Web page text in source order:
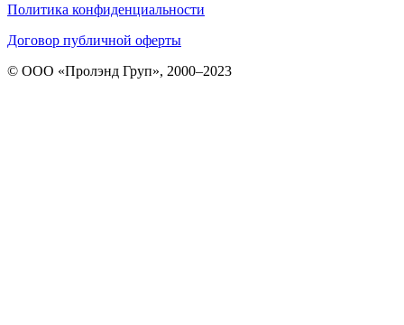
Политика конфиденциальности
Договор публичной оферты
© ООО «Пролэнд Груп», 2000–2023